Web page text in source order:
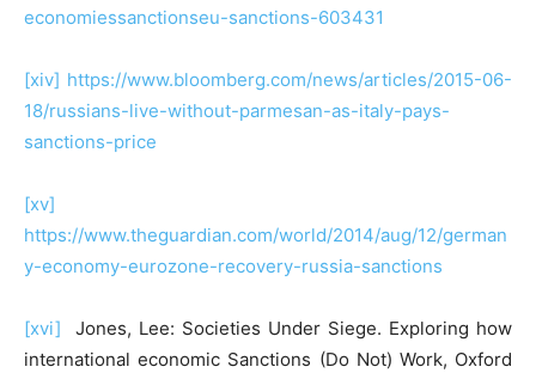
economiessanctionseu-sanctions-603431
[xiv] https://www.bloomberg.com/news/articles/2015-06-
18/russians-live-without-parmesan-as-italy-pays-
sanctions-price
[xv]
https://www.theguardian.com/world/2014/aug/12/german
y-economy-eurozone-recovery-russia-sanctions
[xvi] Jones, Lee: Societies Under Siege. Exploring how
international economic Sanctions (Do Not) Work, Oxford